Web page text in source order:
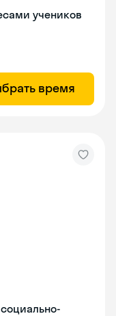
учеников
время